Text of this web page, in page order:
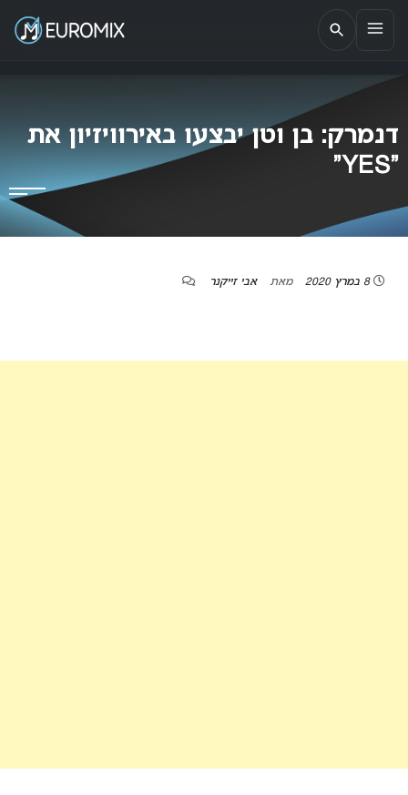
EUROMIX
אתר הבית של האירוויזיון בישראל
דנמרק: בן וטן יבצעו באירוויזיון את
“YES”
8 במרץ 2020 מאת אבי זייקנר